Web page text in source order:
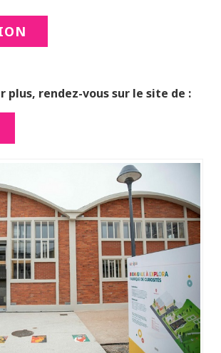
plus, rendez-vous sur le site de :